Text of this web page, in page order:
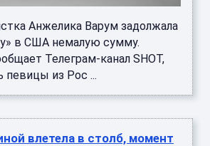
Анжелика Варум задолжала
в США немалую сумму.
Телеграм-канал SHOT,
из Рос ...
влетела в столб, момент